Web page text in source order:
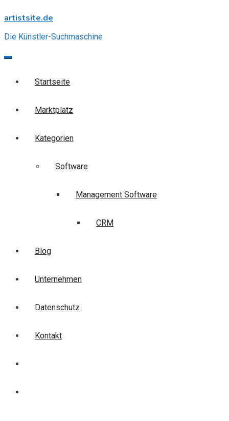
to
artistsite.de
Die Künstler-Suchmaschine
Startseite
Marktplatz
Kategorien
Software
Management Software
CRM
Blog
Unternehmen
Datenschutz
Kontakt